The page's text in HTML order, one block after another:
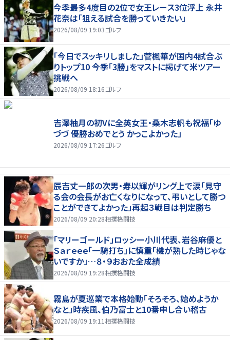
今季最多4度目の2位で女王レース3位浮上 永井
花奈は「狙える試合を勝っていきたい」
2026/08/09 19:03ゴルフ
「今日でスッキリしました」菅楓華が国内4試合ぶ
りトップ10 今季「3勝」をマストに掲げて米ツアー
挑戦へ
2026/08/09 18:16ゴルフ
吉澤柚月の初Vに全英女王・桑木志帆も祝福「ゆ
づづ 優勝おめでとう かっこよかった」
2026/08/09 17:26ゴルフ
辰吉丈一郎の次男・寿以輝がリング上で涙「見守
る会の会長がお亡くなりになって、弔いとして勝つ
ことができてよかった」再起３戦目は判定勝ち
2026/08/09 20:28相撲格闘技
「マリーゴールド」ロッシー小川代表、岩谷麻優と
Ｓａｒｅｅｅ「一騎打ち」に慎重「機が熟した時じゃな
いですか」…８・９おおた全成績
2026/08/09 19:28相撲格闘技
霧島が夏巡業で本格始動「そろそろ、始めようか
なと」時疾風、伯乃富士と10番申し合い稽古
2026/08/09 19:11 相撲格闘技